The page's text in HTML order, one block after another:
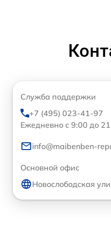
Служба поддержки
+7 (495) 023-41-97
Ежедневно с 9:00 до
info@maibenben-
Основной офис
Новослободская